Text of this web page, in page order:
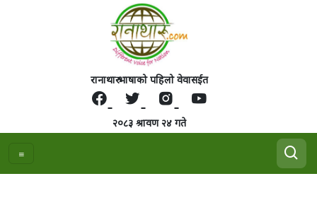
रानाथारु भाषाको पहिलो वेवासईत
२०८३ श्रावण २४ गते